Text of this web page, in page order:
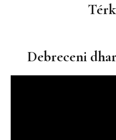
Debreceni